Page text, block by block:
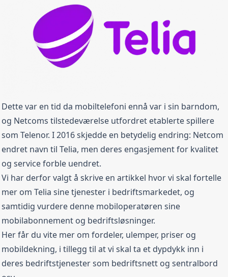
Fri data 150 Mbit/s
EU/EØS Roaming
Nettvakt
Svindelsperre
Fri data (ubegrenset data)
Telia Bedrift 50 GB
50 GB Maks hastighet
Fri tale
EU/EØS Roaming
Data rollover
Data Rollover
Svindelsperre
Nettvakt
Fra 749,00 kr/ mnd
Telia Bedrift Max
Fri data Maks hastighet
Fri tale
EU/EØS Roaming
Svindelsperre
Dette var en tid da mobiltelefoni ennå var i sin barndom,
og Netcoms tilstedeværelse utfordret etablerte spillere
som Telenor. I 2016 skjedde en betydelig endring: Netcom
endret navn til Telia, men deres engasjement for kvalitet
og service forble uendret.
Vi har derfor valgt å skrive en artikkel hvor vi skal fortelle
mer om Telia sine tjenester i bedriftsmarkedet, og
samtidig vurdere denne mobiloperatøren sine
mobilabonnement og bedriftsløsninger.
Her får du vite mer om fordeler, ulemper, priser og
mobildekning, i tillegg til at vi skal ta et dypdykk inn i
deres bedriftstjenester som bedriftsnett og sentralbord